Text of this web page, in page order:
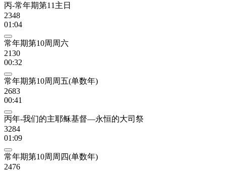
丙-常年期第11主日
2348
01:04
常年期第10周周六
2130
00:32
常年期第10周周五(单数年)
2683
00:41
丙年-我们的主耶稣基督—永恒的大司祭
3284
01:09
常年期第10周周四(单数年)
2476